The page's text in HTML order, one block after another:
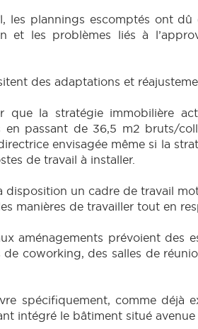
les plannings escomptés ont
et les problèmes liés à
des adaptations et
que la stratégie immobilière
en passant de 36,5 m2 bruts/
envisagée même si la
de travail à installer.
disposition un cadre de travail
manières de travailler tout en
aménagements prévoient
coworking, des salles de
spécifiquement, comme déjà
intégré le bâtiment situé avenue